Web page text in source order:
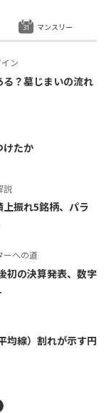
ン
る？墓じまいの流れ
けたか
説
上振れ5銘柄、パラ
ーへの道
初の決算発表、数字
均線）割れが示す円
マンスリー